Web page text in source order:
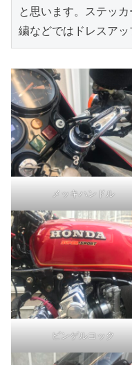
と思います。ステッ
繍などではドレスアッ
メッキハンドル
ピンゲルコック